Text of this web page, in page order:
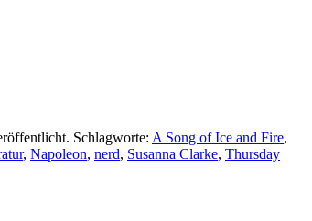
Schlagworte: A Song of Ice and Fire,
, Napoleon, nerd, Susanna Clarke, Thursday